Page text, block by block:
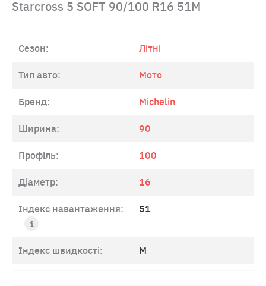
Starcross 5 SOFT 90/100 R16 51M
Сезон: Літні
Тип авто: Мото
Бренд: Michelin
Ширина: 90
Профіль: 100
Діаметр: 16
Індекс навантаження: 51
Індекс швидкості: M